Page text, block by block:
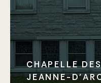
CHAPELLE
JEANNE-